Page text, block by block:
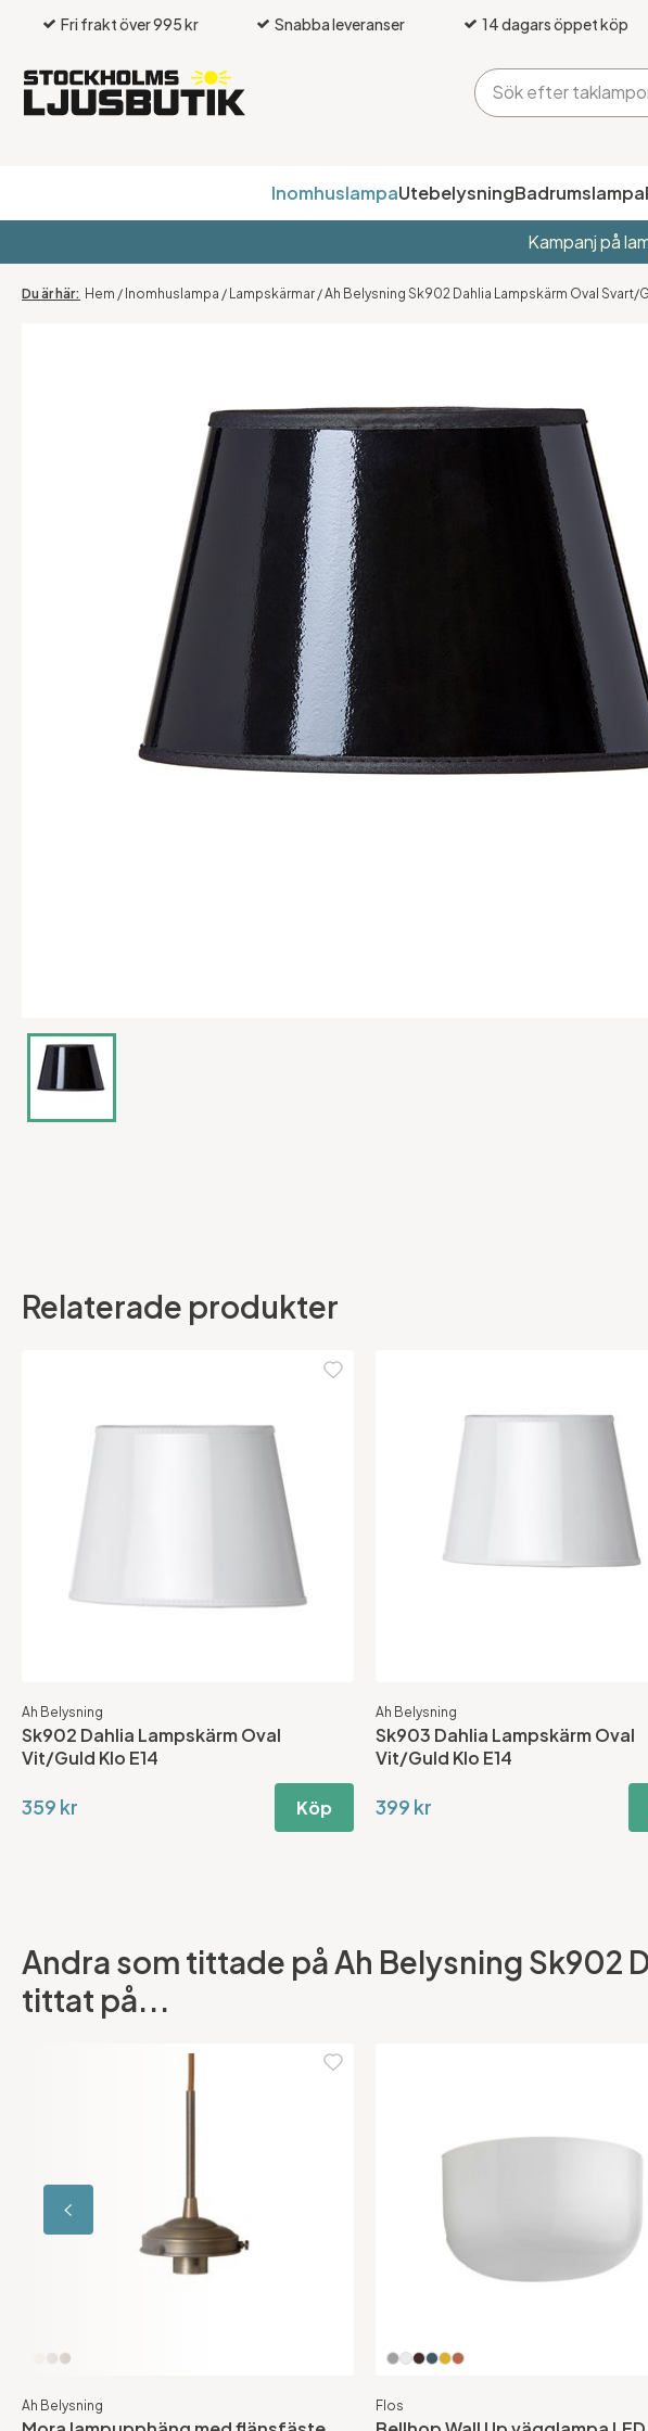
Fri frakt över 995 kr Snabba leveranser 14 dagars öppet köp
InomhuslampaUtebelysningBadrumslampa
Kampanj på
Hem / Inomhuslampa / Lampskärmar /Ah Belysning Sk902 Dahlia Lampskärm Oval Svart/
Relaterade produkter
Ah Belysning
Sk902 Dahlia Lampskärm Oval
Vit/Guld Klo E14
359 kr Köp
Ah Belysning
Sk903 Dahlia Lampskärm Oval
Vit/Guld Klo E14
399 kr
Andra som tittade på Ah Belysning Sk902
tittat på...
Ah Belysning Flos